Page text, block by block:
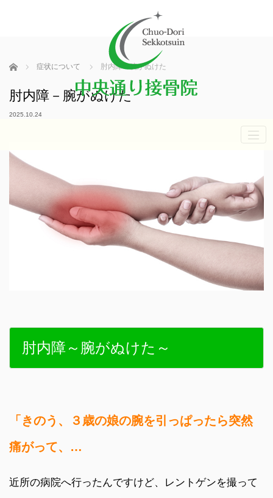
ホーム 症状について 肘内障－腕がぬけた
肘内障－腕がぬけた
2025.10.24
肘内障～腕がぬけた～
「きのう、３歳の娘の腕を引っぱったら突然
痛がって、…
近所の病院へ行ったんですけど、レントゲンを撮って